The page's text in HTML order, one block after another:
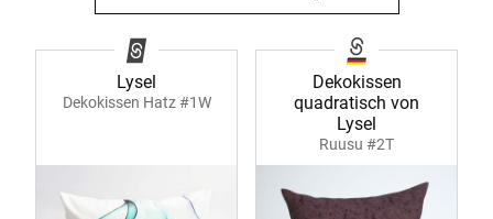
Lysel
Dekokissen Hatz #1W
Dekokissen
quadratisch von
Lysel
Ruusu #2T